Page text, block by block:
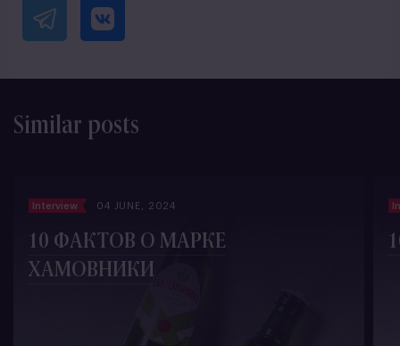
Similar posts
Interview 04 JUNE, 2024
10 ФАКТОВ О МАРКЕ
ХАМОВНИКИ